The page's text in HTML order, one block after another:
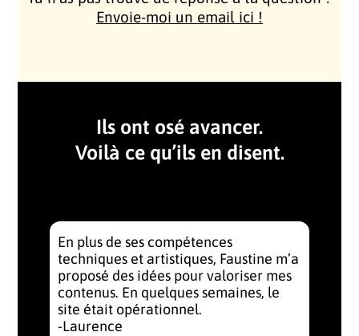
Envoie-moi un email ici !
Ils ont osé avancer.
Voilà ce qu’ils en disent.
En plus de ses compétences
techniques et artistiques, Faustine m’a
proposé des idées pour valoriser mes
contenus. En quelques semaines, le
site était opérationnel.
-Laurence